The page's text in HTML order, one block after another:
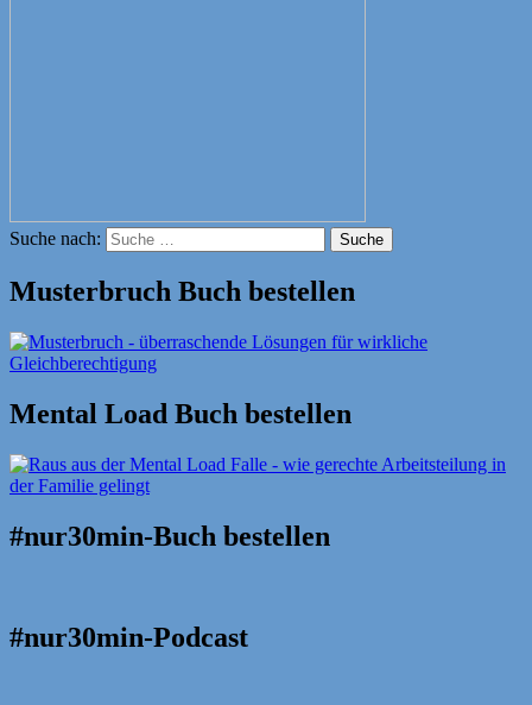
Suche nach: Suche
Musterbruch Buch bestellen
Mental Load Buch bestellen
#nur30min-Buch bestellen
#nur30min-Podcast